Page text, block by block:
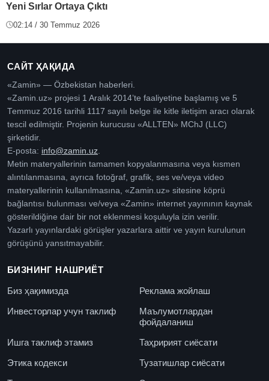
Yeni Sırlar Ortaya Çıktı
02:14 / 30 Temmuz 2026
САЙТ ҲАҚИДА
«Zamin» — Özbekistan haberleri.
«Zamin.uz» projesi 1 Aralık 2014’te faaliyetine başlamış ve 5
Temmuz 2016 tarihli 1117 sayılı belge ile kitle iletişim aracı olarak
tescil edilmiştir. Projenin kurucusu «ALLTEN» MChJ (LLC)
şirketidir.
E-posta: info@zamin.uz
Metin materyallerinin tamamen kopyalanmasına veya kısmen
alıntılanmasına, ayrıca fotoğraf, grafik, ses ve/veya video
materyallerinin kullanılmasına, «Zamin.uz» sitesine köprü
bağlantısı bulunması ve/veya «Zamin» internet yayınının kaynak
gösterildiğine dair bir not eklenmesi koşuluyla izin verilir.
Yazarlı yayınlardaki görüşler yazarlara aittir ve yayın kurulunun
görüşünü yansıtmayabilir.
БИЗНИНГ НАШРИЁТ
Биз ҳақимизда
Реклама жойлаш
Инвесторлар учун таклиф
Маълумотлардан
фойдаланиш
Ишга таклиф этамиз
Таҳририят сиёсати
Этика кодекси
Тузатишлар сиёсати